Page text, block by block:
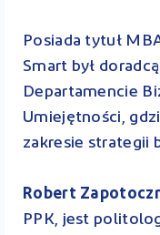
Posiada tytuł
Smart był
Departamencie
Umiejętności,
zakresie strategii
Robert
PPK, jest